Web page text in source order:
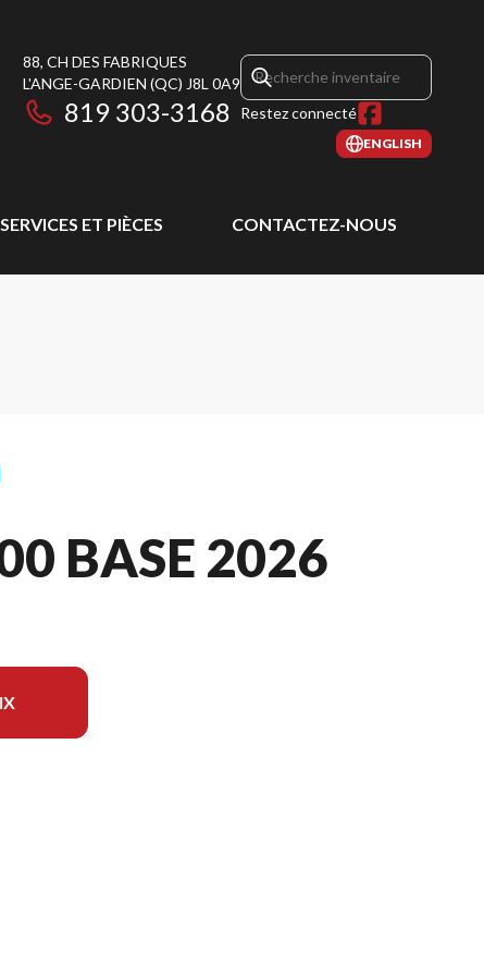
88, CH DES FABRIQUES
L'ANGE-GARDIEN (QC) J8L 0A9
819 303-3168 Restez connecté
ENGLISH
SERVICES ET PIÈCES CONTACTEZ-NOUS
BASE 2026